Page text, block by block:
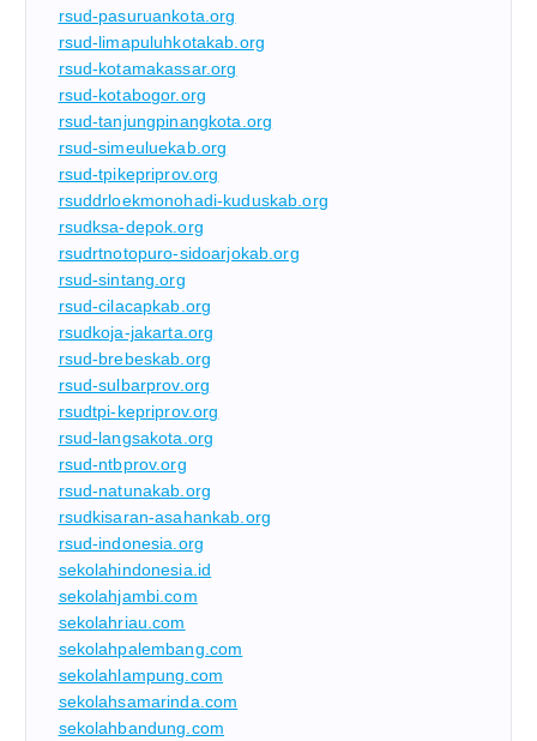
rsud-pasuruankota.org
rsud-limapuluhkotakab.org
rsud-kotamakassar.org
rsud-kotabogor.org
rsud-tanjungpinangkota.org
rsud-simeuluekab.org
rsud-tpikepriprov.org
rsuddrloekmonohadi-kuduskab.org
rsudksa-depok.org
rsudrtnotopuro-sidoarjokab.org
rsud-sintang.org
rsud-cilacapkab.org
rsudkoja-jakarta.org
rsud-brebeskab.org
rsud-sulbarprov.org
rsudtpi-kepriprov.org
rsud-langsakota.org
rsud-ntbprov.org
rsud-natunakab.org
rsudkisaran-asahankab.org
rsud-indonesia.org
sekolahindonesia.id
sekolahjambi.com
sekolahriau.com
sekolahpalembang.com
sekolahlampung.com
sekolahsamarinda.com
sekolahbandung.com